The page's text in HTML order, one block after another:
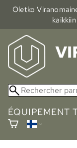
Oletko
ÉQUIPEMENT